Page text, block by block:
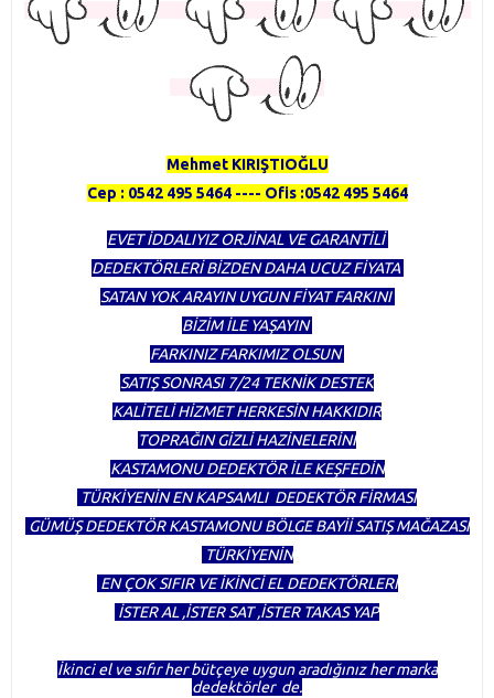
Mehmet KIRIŞTIOĞLU
Cep : 0542 495 5464 ---- Ofis :0542 495 5464
EVET İDDALIYIZ ORJİNAL VE GARANTİLİ
DEDEKTÖRLERİ BİZDEN DAHA UCUZ FİYATA
SATAN YOK ARAYIN UYGUN FİYAT FARKINI
BİZİM İLE YAŞAYIN
FARKINIZ FARKIMIZ OLSUN
SATIŞ SONRASI 7/24 TEKNİK DESTEK
KALİTELİ HİZMET HERKESİN HAKKIDIR
TOPRAĞIN GİZLİ HAZİNELERİNİ
KASTAMONU DEDEKTÖR İLE KEŞFEDİN
TÜRKİYENİN EN KAPSAMLI DEDEKTÖR FİRMASI
GÜMÜŞ DEDEKTÖR KASTAMONU BÖLGE BAYİİ SATIŞ MAĞAZASI
TÜRKİYENİN
EN ÇOK SIFIR VE İKİNCİ EL DEDEKTÖRLERİ
İSTER AL ,İSTER SAT ,İSTER TAKAS YAP
İkinci el ve sıfır her bütçeye uygun aradığınız her marka
dedektörler de.